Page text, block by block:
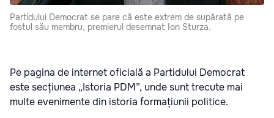
Partidului Democrat se pare că este extrem de supărată pe
fostul său membru, premierul desemnat Ion Sturza.
Pe pagina de internet oficială a Partidului Democrat
este secțiunea „Istoria PDM”, unde sunt trecute mai
multe evenimente din istoria formațiunii politice.